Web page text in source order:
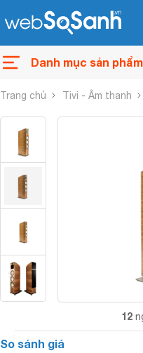
Danh mục sản phẩm
Trang chủ Tivi - Âm thanh
12
So sánh giá